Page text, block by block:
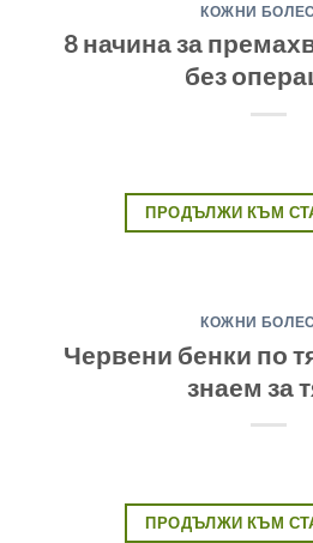
КОЖНИ
8 начина за
без
ПРОДЪЛЖИ КЪМ
КОЖНИ
Червени бенки по
знаем за
ПРОДЪЛЖИ КЪМ